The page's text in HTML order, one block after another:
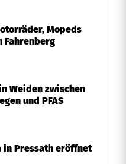
Mopeds
Fahrenberg
Weiden zwischen
und PFAS
in Pressath eröffnet